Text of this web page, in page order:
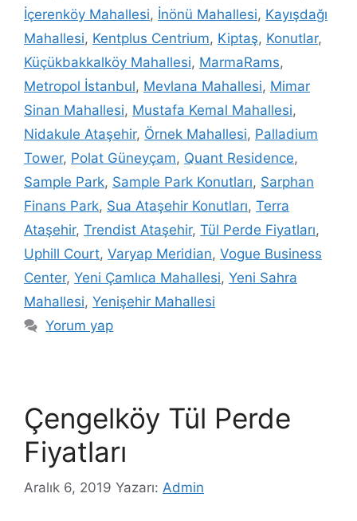
İçerenköy Mahallesi, İnönü Mahallesi, Kayışdağı
Mahallesi, Kentplus Centrium, Kiptaş, Konutlar,
Küçükbakkalköy Mahallesi, MarmaRams,
Metropol İstanbul, Mevlana Mahallesi, Mimar
Sinan Mahallesi, Mustafa Kemal Mahallesi,
Nidakule Ataşehir, Örnek Mahallesi, Palladium
Tower, Polat Güneyçam, Quant Residence,
Sample Park, Sample Park Konutları, Sarphan
Finans Park, Sua Ataşehir Konutları, Terra
Ataşehir, Trendist Ataşehir, Tül Perde Fiyatları,
Uphill Court, Varyap Meridian, Vogue Business
Center, Yeni Çamlıca Mahallesi, Yeni Sahra
Mahallesi, Yenişehir Mahallesi
Yorum yap
Çengelköy Tül Perde
Fiyatları
Aralık 6, 2019 Yazarı: Admin